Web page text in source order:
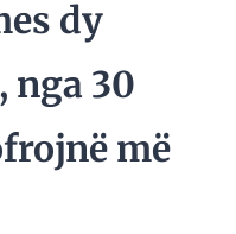
dy
nga 30
më